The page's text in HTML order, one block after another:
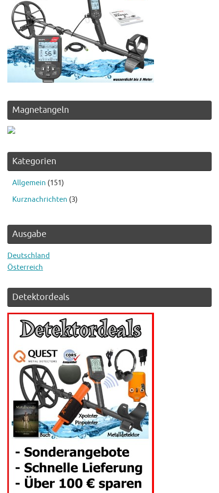
Magnetangeln
Kategorien
Allgemein (151)
Kurznachrichten (3)
Ausgabe
Deutschland
Österreich
Detektordeals